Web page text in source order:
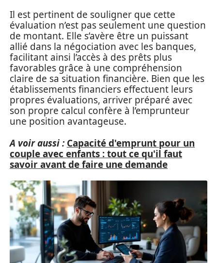
Il est pertinent de souligner que cette
évaluation n’est pas seulement une question
de montant. Elle s’avère être un puissant
allié dans la négociation avec les banques,
facilitant ainsi l’accès à des prêts plus
favorables grâce à une compréhension
claire de sa situation financière. Bien que les
établissements financiers effectuent leurs
propres évaluations, arriver préparé avec
son propre calcul confère à l’emprunteur
une position avantageuse.
A voir aussi : Capacité d'emprunt pour un
couple avec enfants : tout ce qu'il faut
savoir avant de faire une demande